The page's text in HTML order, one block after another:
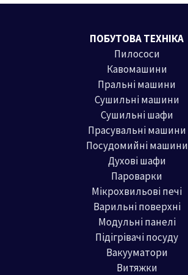
ПОБУТОВА ТЕХНІКА
Пилососи
Кавомашини
Пральні машини
Сушильні машини
Сушильні шафи
Прасувальні машини
Посудомийні машини
Духові шафи
Пароварки
Мікрохвильові печі
Варильні поверхні
Модульні панелі
Підігрівачі посуду
Вакууматори
Витяжки